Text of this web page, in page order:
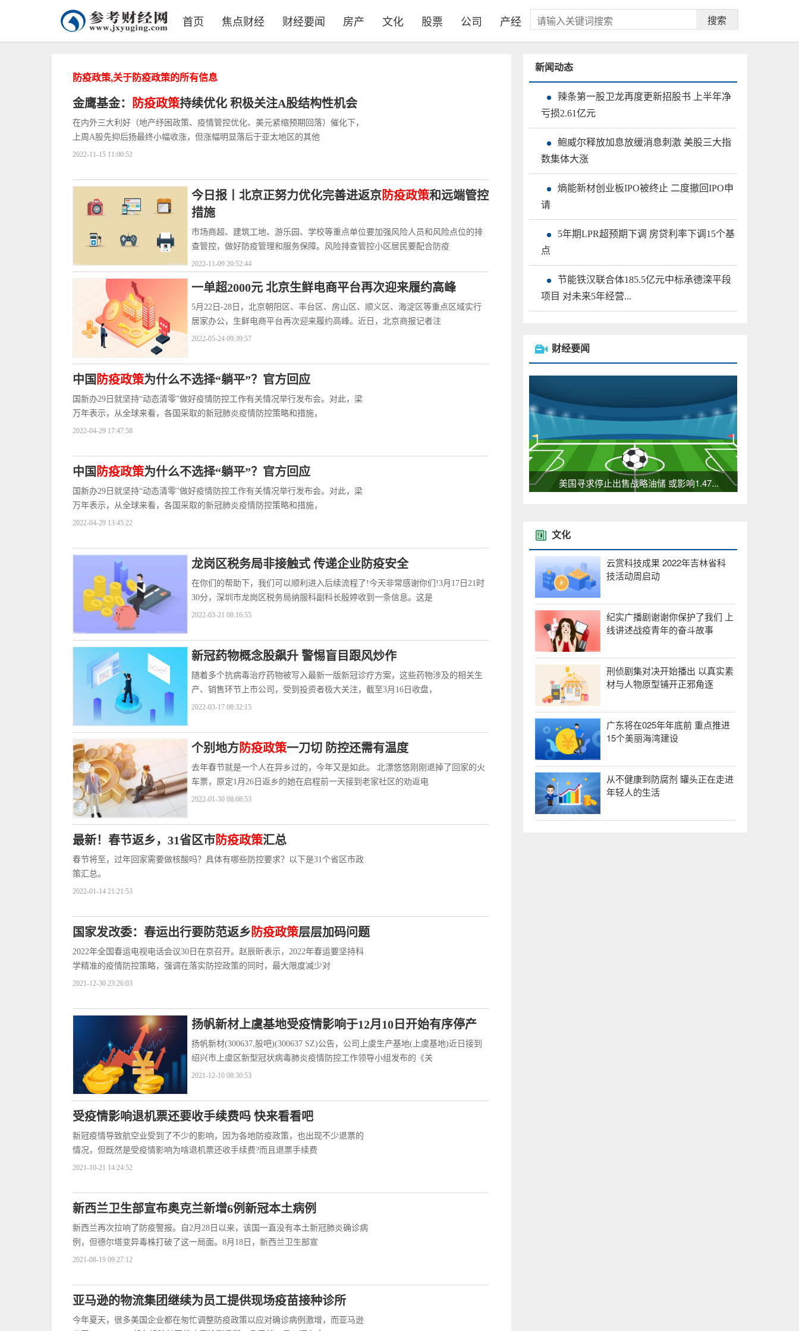
首页 焦点财经 财经要闻 房产 文化 股票 公司 产经 搜索
防疫政策,关于防疫政策的所有信息
金鹰基金： 防疫政策持续优化 积极关注A股结构性机会
在内外三大利好（地产纾困政策、疫情管控优化、美元紧缩预期回落）催化下，
上周A股先抑后扬最终小幅收涨，但涨幅明显落后于亚太地区的其他
2022-11-15 11:00:52
今日报丨北京正努力优化完善进返京防疫政策和远端管控
措施
市场商超、建筑工地、游乐园、学校等重点单位要加强风险人员和风险点位的排
查管控，做好防疫管理和服务保障。风险排查管控小区居民要配合防疫
2022-11-09 20:52:44
一单超2000元 北京生鲜电商平台再次迎来履约高峰
5月22日-28日，北京朝阳区、丰台区、房山区、顺义区、海淀区等重点区域实行
居家办公，生鲜电商平台再次迎来履约高峰。近日，北京商报记者注
2022-05-24 09:39:57
中国 防疫政策为什么不选择“躺平”？官方回应
国新办29日就坚持“动态清零”做好疫情防控工作有关情况举行发布会。对此，梁
万年表示，从全球来看，各国采取的新冠肺炎疫情防控策略和措施，
2022-04-29 17:47:58
中国 防疫政策为什么不选择“躺平”？官方回应
国新办29日就坚持“动态清零”做好疫情防控工作有关情况举行发布会。对此，梁
万年表示，从全球来看，各国采取的新冠肺炎疫情防控策略和措施，
2022-04-29 13:45:22
龙岗区税务局非接触式 传递企业防疫安全
在你们的帮助下，我们可以顺利进入后续流程了!今天非常感谢你们!3月17日21时
30分，深圳市龙岗区税务局纳服科副科长殷婷收到一条信息。这是
2022-03-21 08:16:55
新冠药物概念股飙升 警惕盲目跟风炒作
随着多个抗病毒治疗药物被写入最新一版新冠诊疗方案，这些药物涉及的相关生
产、销售环节上市公司，受到投资者极大关注，截至3月16日收盘，
2022-03-17 08:32:15
个别地方防疫政策一刀切 防控还需有温度
去年春节就是一个人在异乡过的，今年又是如此。 北漂悠悠刚刚退掉了回家的火
车票，原定1月26日返乡的她在启程前一天接到老家社区的劝返电
2022-01-30 08:08:53
最新！春节返乡，31省区市防疫政策汇总
春节将至，过年回家需要做核酸吗？具体有哪些防控要求？以下是31个省区市政
策汇总。
2022-01-14 21:21:53
国家发改委：春运出行要防范返乡防疫政策层层加码问题
2022年全国春运电视电话会议30日在京召开。赵辰昕表示，2022年春运要坚持科
学精准的疫情防控策略，强调在落实防控政策的同时，最大限度减少对
2021-12-30 23:26:03
扬帆新材上虞基地受疫情影响于12月10日开始有序停产
扬帆新材(300637,股吧)(300637 SZ)公告，公司上虞生产基地(上虞基地)近日接到
绍兴市上虞区新型冠状病毒肺炎疫情防控工作领导小组发布的《关
2021-12-10 08:30:53
受疫情影响退机票还要收手续费吗 快来看看吧
新冠疫情导致航空业受到了不少的影响，因为各地防疫政策，也出现不少退票的
情况，但既然是受疫情影响为啥退机票还收手续费?而且退票手续费
2021-10-21 14:24:52
新西兰卫生部宣布奥克兰新增6例新冠本土病例
新西兰再次拉响了防疫警报。自2月28日以来，该国一直没有本土新冠肺炎确诊病
例，但德尔塔变异毒株打破了这一局面。8月18日，新西兰卫生部宣
2021-08-19 09:27:12
亚马逊的物流集团继续为员工提供现场疫苗接种诊所
今年夏天，很多美国企业都在匆忙调整防疫政策以应对确诊病例激增，而亚马逊
新闻动态
辣条第一股卫龙再度更新招股书 上半年净
亏损2.61亿元
鲍威尔释放加息放缓消息刺激 美股三大指
数集体大涨
熵能新材创业板IPO被终止 二度撤回IPO申
请
5年期LPR超预期下调 房贷利率下调15个基
点
节能铁汉联合体185.5亿元中标承德滦平段
项目 对未来5年经营...
财经要闻
美国寻求停止出售战略油储 或影响1.47...
文化
云赏科技成果 2022年吉林省科
技活动周启动
纪实广播剧谢谢你保护了我们 上
线讲述战疫青年的奋斗故事
刑侦剧集对决开始播出 以真实素
材与人物原型铺开正邪角逐
广东将在025年年底前 重点推进
15个美丽海湾建设
从不健康到防腐剂 罐头正在走进
年轻人的生活